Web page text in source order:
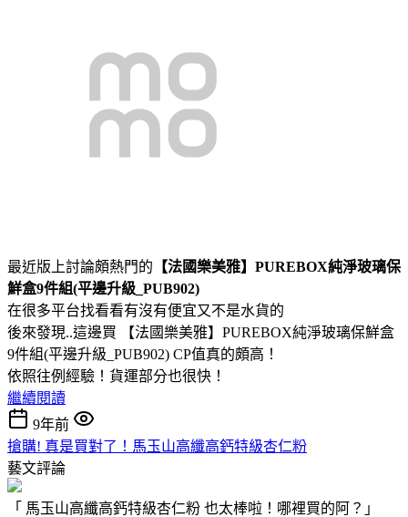
最近版上討論頗熱門的 【法國樂美雅】PUREBOX純淨玻璃保
鮮盒9件組(平邊升級_PUB902)
在很多平台找看看有沒有便宜又不是水貨的
後來發現..這邊買 【法國樂美雅】PUREBOX純淨玻璃保鮮盒
9件組(平邊升級_PUB902) CP值真的頗高！
依照往例經驗！貨運部分也很快！
繼續閱讀
9年前
搶購! 真是買對了！馬玉山高纖高鈣特級杏仁粉
藝文評論
「 馬玉山高纖高鈣特級杏仁粉 也太棒啦！哪裡買的阿？」